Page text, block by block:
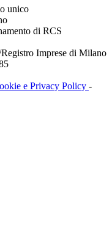
unico
di RCS
Imprese di Milano
e Privacy Policy -